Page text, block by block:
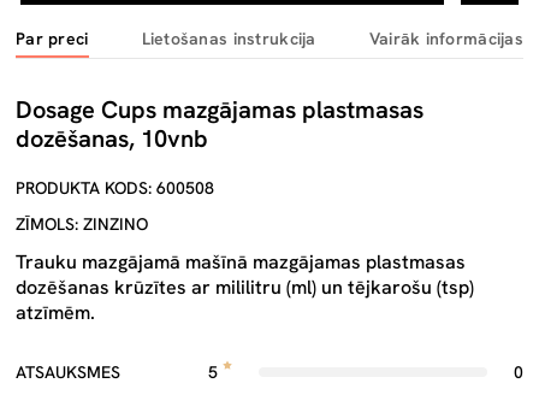
Par preci Lietošanas instrukcija Vairāk informācijas
Dosage Cups mazgājamas plastmasas
dozēšanas, 10vnb
PRODUKTA KODS: 600508
ZĪMOLS: ZINZINO
Trauku mazgājamā mašīnā mazgājamas plastmasas
dozēšanas krūzītes ar mililitru (ml) un tējkarošu (tsp)
atzīmēm.
ATSAUKSMES 5
0